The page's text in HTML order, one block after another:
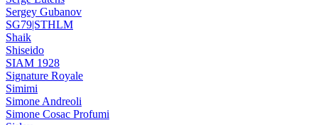
Sergey Gubanov
SG79|STHLM
Shaik
Shiseido
SIAM 1928
Signature Royale
Simimi
Simone Andreoli
Simone Cosac Profumi